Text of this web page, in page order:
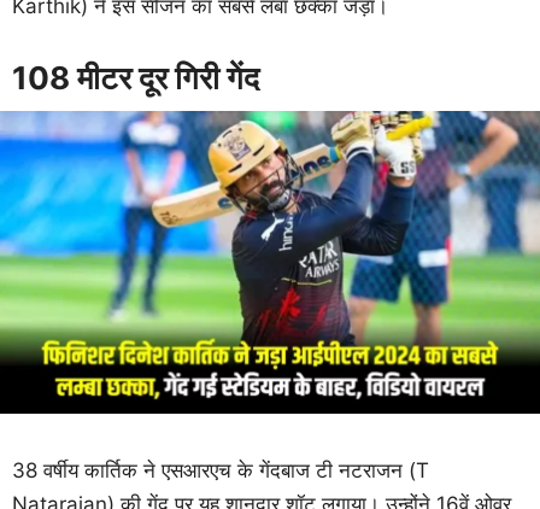
Karthik) ने इस सीजन का सबसे लंबा छक्का जड़ा।
108 मीटर दूर गिरी गेंद
38 वर्षीय कार्तिक ने एसआरएच के गेंदबाज टी नटराजन (T